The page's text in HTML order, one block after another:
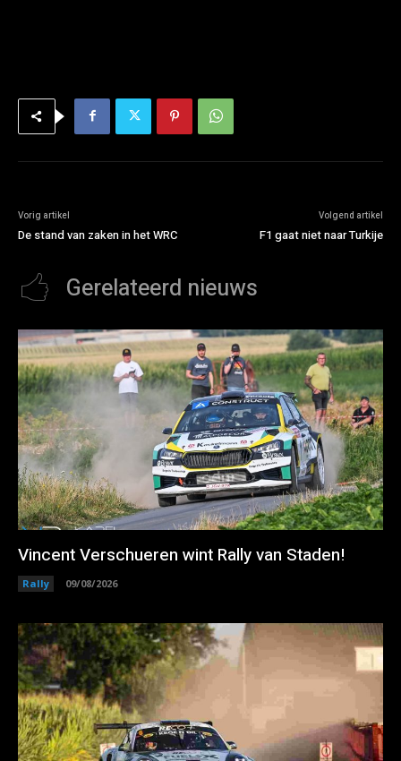
Vorig artikel
De stand van zaken in het WRC
Volgend artikel
F1 gaat niet naar Turkije
Gerelateerd nieuws
Vincent Verschueren wint Rally van Staden!
Rally 09/08/2026